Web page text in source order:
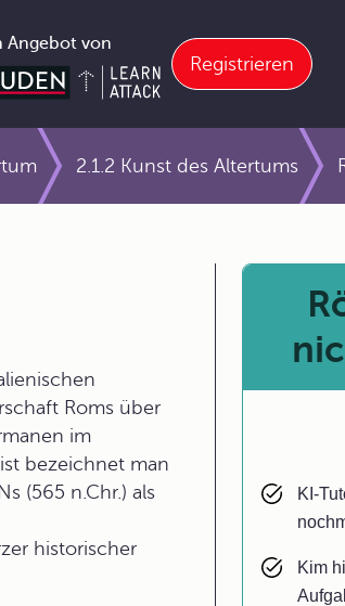
Angebot von
Registrieren
2.1.2 Kunst des Altertums
Roms über
im
bezeichnet man
(565 n.Chr.) als
historischer
KI-
Kim